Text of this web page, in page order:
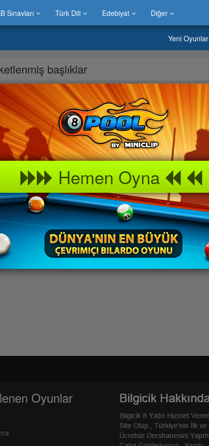
Sınavları Türk Dili Edebiyat Diğer
Yeni Oyunlar
başlıklar
yazısı.Çocuklar ve büyüklerin çok sevdiği » HarapBot
çok sever ve beğenirler.Ayrıca » HarapBot kız çocukları,
beğendiği oyunlardan biri olma özelliğini korumaktadır.Bilgicik
keyifle oynayabilir arkadaşlarınız ve çevrenizdekilerle
güzel
Oyunlar
Hemen Oyna